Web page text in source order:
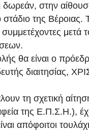
δωρεάν, στην
της
μετά
θα είναι ο
διαιτησίας,
τη σχετική
της Ε.Π.Σ.Η.),
απόφοιτοι